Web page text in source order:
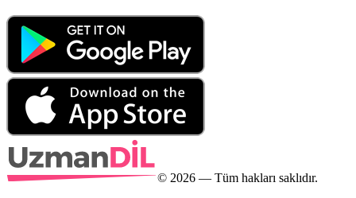
© 2026 — Tüm hakları saklıdır.